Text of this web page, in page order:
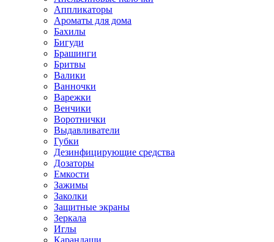
Аппликаторы
Ароматы для дома
Бахилы
Бигуди
Брашинги
Бритвы
Валики
Ванночки
Варежки
Венчики
Воротнички
Выдавливатели
Губки
Дезинфицирующие средства
Дозаторы
Емкости
Зажимы
Заколки
Защитные экраны
Зеркала
Иглы
Карандаши